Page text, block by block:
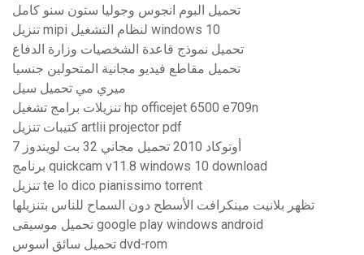
تحميل البوم انجوس وجوليا ستون سنو كامل
تنزيل mipi لنظام التشغيل windows 10
تحميل نموذج قاعدة الشخصيات وزارة الدفاع
تحميل مقاطع فيديو مجانية المتحولين جنسيا
ميري مي تحميل سيل
تنزيلات برامج تشغيل hp officejet 6500 e709n
كتيبات تنزيل artlii projector pdf
أوتوكاد 2010 تحميل مجاني 32 بت لويندوز 7
برنامج quickcam v11.8 windows 10 download
تنزيل te lo dico pianissimo torrent
تظهر بلانيت مينكرافت الأسطح دون السماح للناس بتنزيلها
تحميل موسيقى google play windows android
تحميل سائق اسوس dvd-rom